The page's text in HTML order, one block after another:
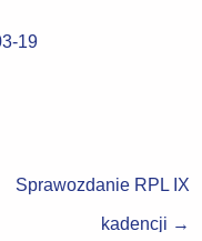
19
Sprawozdanie RPL IX
kadencji →